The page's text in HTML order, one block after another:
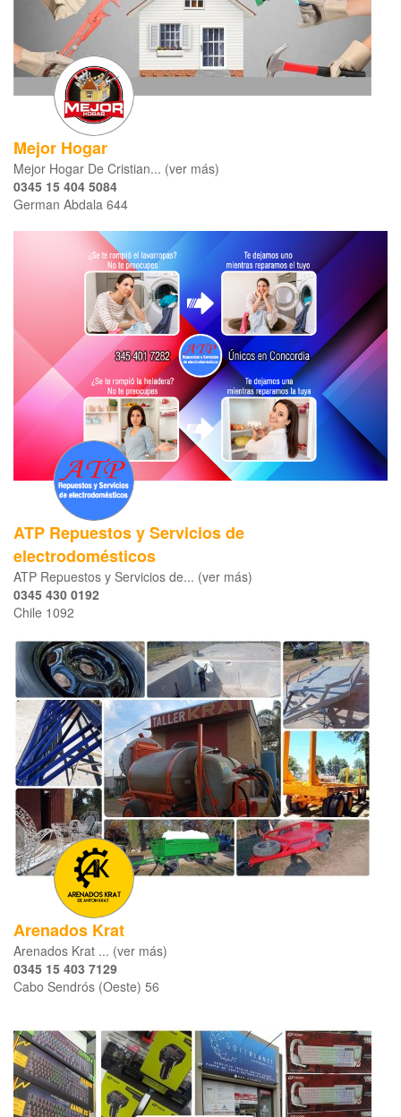
Mejor Hogar
Mejor Hogar De Cristian... (ver más)
0345 15 404 5084
German Abdala 644
ATP Repuestos y Servicios de
electrodomésticos
ATP Repuestos y Servicios de... (ver más)
0345 430 0192
Chile 1092
Arenados Krat
Arenados Krat ... (ver más)
0345 15 403 7129
Cabo Sendrós (Oeste) 56